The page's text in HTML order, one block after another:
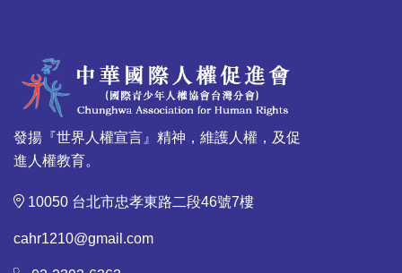
發揚『世界人權宣言』精神，維護人權，及促
進人權教育。
10050 台北市忠孝東路二段46號7樓
cahr1210@gmail.com